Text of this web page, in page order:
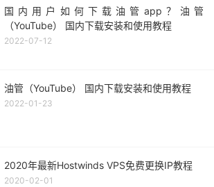
国内用户如何下载油管app？油管
（YouTube） 国内下载安装和使用教程
2022-07-12
油管（YouTube） 国内下载安装和使用教程
2022-01-23
2020年最新Hostwinds VPS免费更换IP教程
2020-02-01